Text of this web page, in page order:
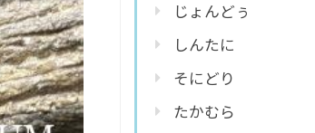
じょんどぅ
しんたに
そにどり
たかむら